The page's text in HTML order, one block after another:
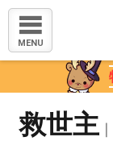
MENU
救世主